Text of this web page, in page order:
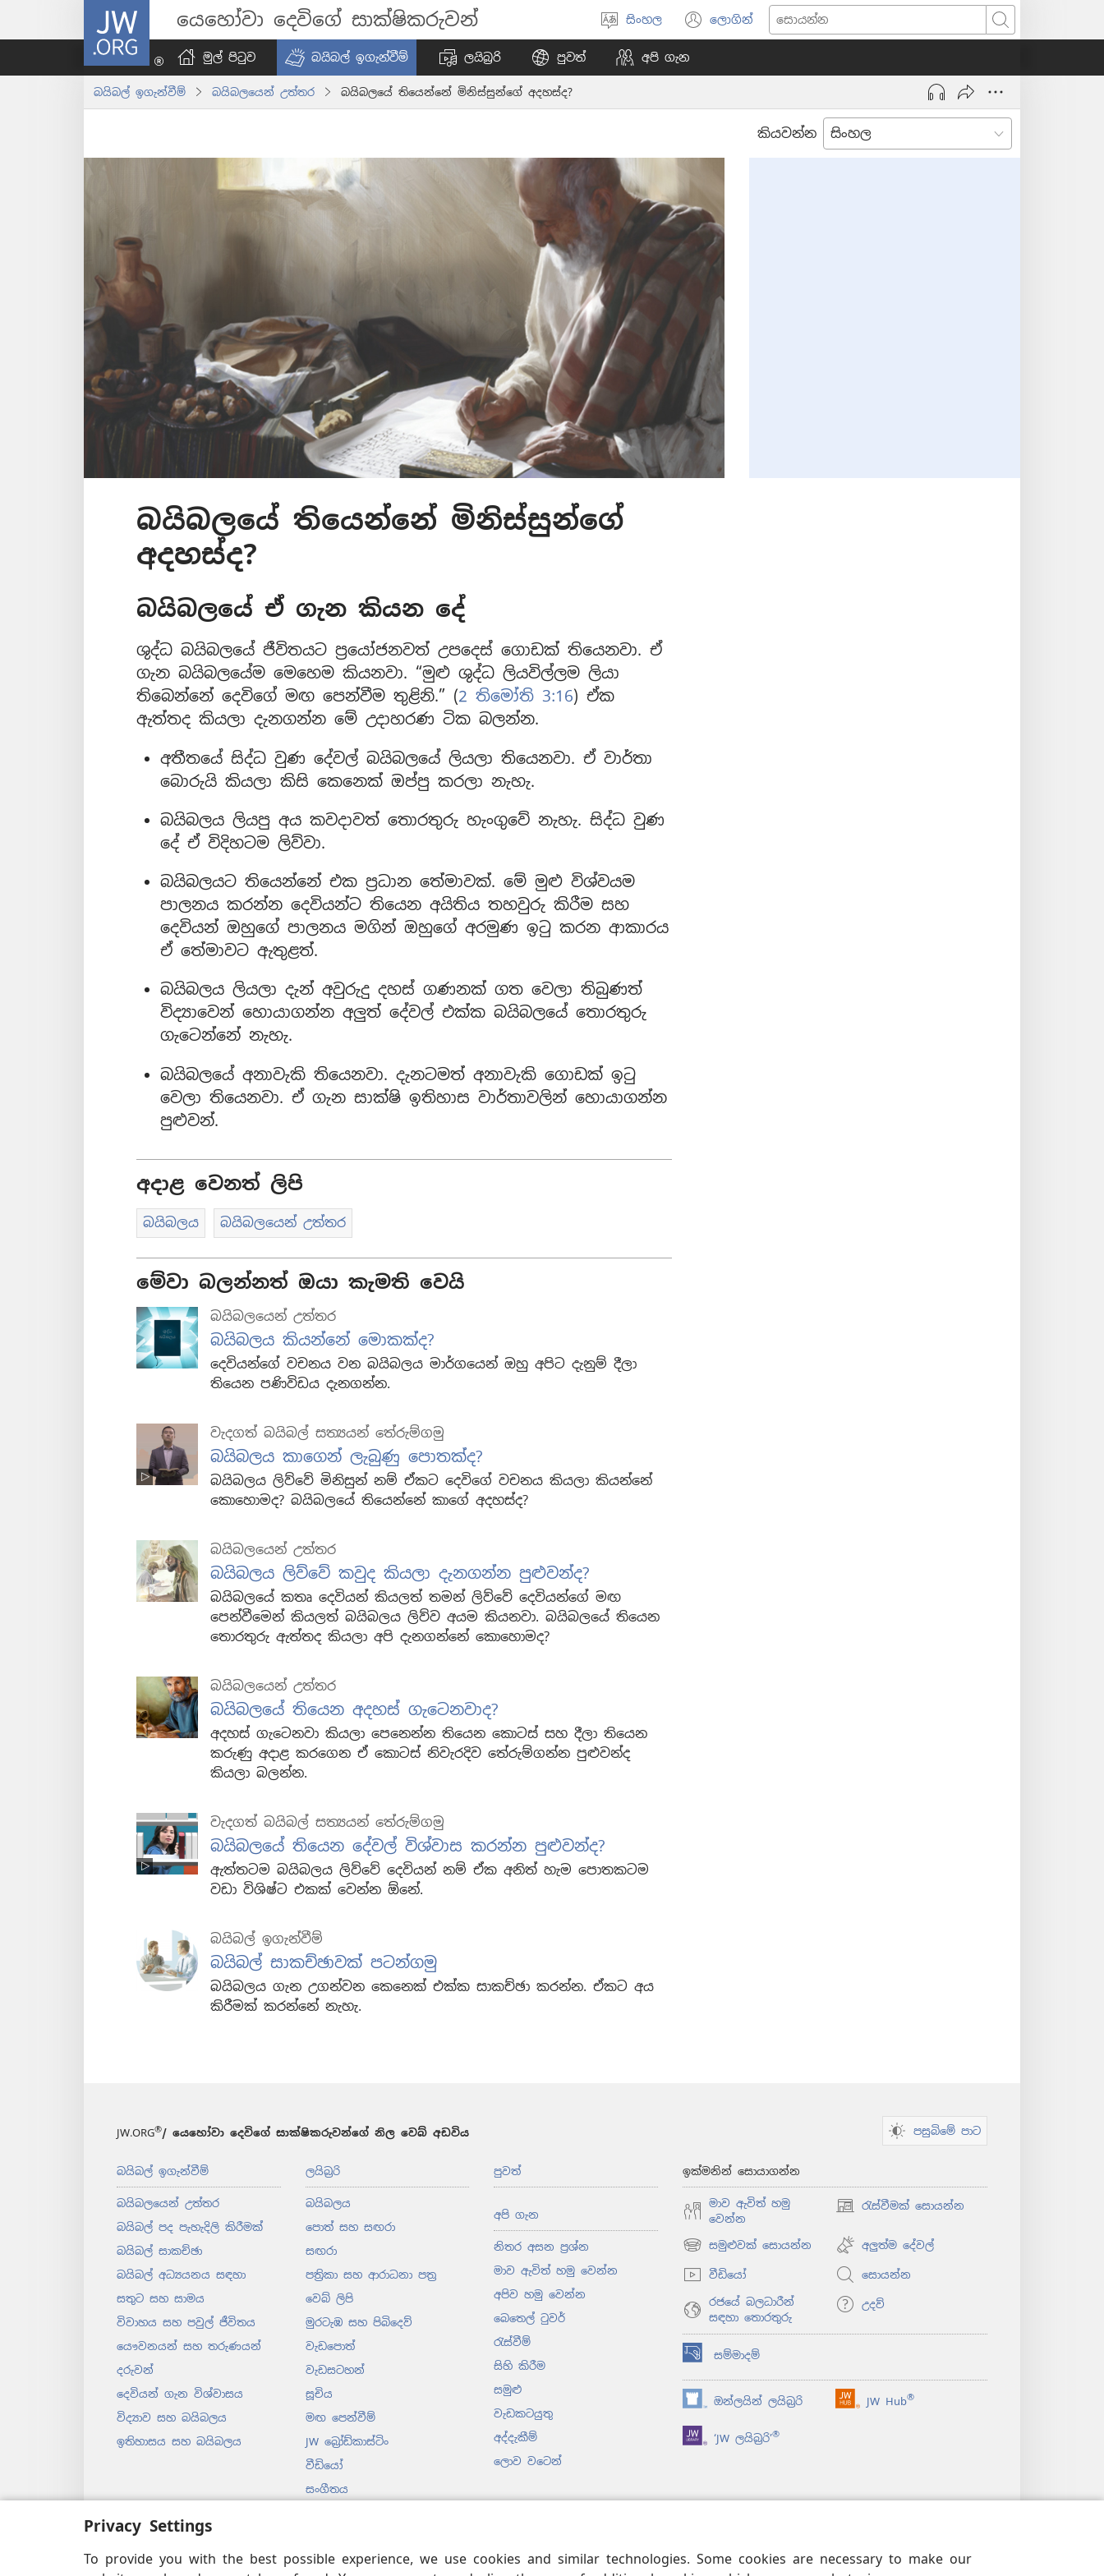
Privacy Settings
To provide you with the best possible experience, we use cookies and similar technologies. Some cookies are necessary to make our
JW.ORG යෙහෝවා දෙවිගේ සාක්ෂිකරුවන්
භාෂාව
තෝරන්න
සිංහල ලොගින්
(opens
new
සොයන්න
මුල් පිටුව බයිබල් ඉගැන්වීම් ලයිබ්‍රරි පුවත් අපි ගැන
බයිබල් ඉගැන්වීම් බයිබලයෙන් උත්තර බයිබලයේ තියෙන්නේ මිනිස්සුන්ගේ අදහස්ද?
කියවන්න
බයිබලයේ තියෙන්නේ මිනිස්සුන්ගේ
අදහස්ද?
බයිබලයේ ඒ ගැන කියන දේ
ශුද්ධ බයිබලයේ ජීවිතයට ප්‍රයෝජනවත් උපදෙස් ගොඩක් තියෙනවා. ඒ
ගැන බයිබලයේම මෙහෙම කියනවා. “මුළු ශුද්ධ ලියවිල්ලම ලියා
තිබෙන්නේ දෙවිගේ මඟ පෙන්වීම තුළිනි.” (2 තිමෝති 3:16) ඒක
ඇත්තද කියලා දැනගන්න මේ උදාහරණ ටික බලන්න.
අතීතයේ සිද්ධ වුණ දේවල් බයිබලයේ ලියලා තියෙනවා. ඒ වාර්තා
බොරුයි කියලා කිසි කෙනෙක් ඔප්පු කරලා නැහැ.
බයිබලය ලියපු අය කවදාවත් තොරතුරු හැංගුවේ නැහැ. සිද්ධ වුණ
දේ ඒ විදිහටම ලිව්වා.
බයිබලයට තියෙන්නේ එක ප්‍රධාන තේමාවක්. මේ මුළු විශ්වයම
පාලනය කරන්න දෙවියන්ට තියෙන අයිතිය තහවුරු කිරීම සහ
දෙවියන් ඔහුගේ පාලනය මගින් ඔහුගේ අරමුණ ඉටු කරන ආකාරය
ඒ තේමාවට ඇතුළත්.
බයිබලය ලියලා දැන් අවුරුදු දහස් ගණනක් ගත වෙලා තිබුණත්
විද්‍යාවෙන් හොයාගන්න අලුත් දේවල් එක්ක බයිබලයේ තොරතුරු
ගැටෙන්නේ නැහැ.
බයිබලයේ අනාවැකි තියෙනවා. දැනටමත් අනාවැකි ගොඩක් ඉටු
වෙලා තියෙනවා. ඒ ගැන සාක්ෂි ඉතිහාස වාර්තාවලින් හොයාගන්න
පුළුවන්.
අදාළ වෙනත් ලිපි
බයිබලය බයිබලයෙන් උත්තර
මේවා බලන්නත් ඔයා කැමති වෙයි
බයිබලයෙන් උත්තර
බයිබලය කියන්නේ මොකක්ද?
දෙවියන්ගේ වචනය වන බයිබලය මාර්ගයෙන් ඔහු අපිට දැනුම් දීලා
තියෙන පණිවිඩය දැනගන්න.
වැදගත් බයිබල් සත්‍යයන් තේරුම්ගමු
බයිබලය කාගෙන් ලැබුණු පොතක්ද?
බයිබලය ලිව්වේ මිනිසුන් නම් ඒකට දෙවිගේ වචනය කියලා කියන්නේ
කොහොමද? බයිබලයේ තියෙන්නේ කාගේ අදහස්ද?
බයිබලයෙන් උත්තර
බයිබලය ලිව්වේ කවුද කියලා දැනගන්න පුළුවන්ද?
බයිබලයේ කතෘ දෙවියන් කියලත් තමන් ලිව්වේ දෙවියන්ගේ මඟ
පෙන්වීමෙන් කියලත් බයිබලය ලිව්ව අයම කියනවා. බයිබලයේ තියෙන
තොරතුරු ඇත්තද කියලා අපි දැනගන්නේ කොහොමද?
බයිබලයෙන් උත්තර
බයිබලයේ තියෙන අදහස් ගැටෙනවාද?
අදහස් ගැටෙනවා කියලා පෙනෙන්න තියෙන කොටස් සහ දීලා තියෙන
කරුණු අදාළ කරගෙන ඒ කොටස් නිවැරදිව තේරුම්ගන්න පුළුවන්ද
කියලා බලන්න.
වැදගත් බයිබල් සත්‍යයන් තේරුම්ගමු
බයිබලයේ තියෙන දේවල් විශ්වාස කරන්න පුළුවන්ද?
ඇත්තටම බයිබලය ලිව්වේ දෙවියන් නම් ඒක අනිත් හැම පොතකටම
වඩා විශිෂ්ට එකක් වෙන්න ඕනේ.
බයිබල් ඉගැන්වීම්
බයිබල් සාකච්ඡාවක් පටන්ගමු
බයිබලය ගැන උගන්වන කෙනෙක් එක්ක සාකච්ඡා කරන්න. ඒකට අය
කිරීමක් කරන්නේ නැහැ.
JW.ORG®/ යෙහෝවා දෙවිගේ සාක්ෂිකරුවන්ගේ නිල වෙබ් අඩවිය පසුබිමේ පාට
බයිබල් ඉගැන්වීම්
බයිබලයෙන් උත්තර
බයිබල් පද පැහැදිලි කිරීමක්
බයිබල් සාකච්ඡා
බයිබල් අධ්‍යයනය සඳහා
සතුට සහ සාමය
විවාහය සහ පවුල් ජීවිතය
යෞවනයන් සහ තරුණයන්
දරුවන්
දෙවියන් ගැන විශ්වාසය
විද්‍යාව සහ බයිබලය
ඉතිහාසය සහ බයිබලය
ලයිබ්‍රරි
බයිබලය
පොත් සහ සඟරා
සඟරා
පත්‍රිකා සහ ආරාධනා පත්‍ර
වෙබ් ලිපි
මුරටැඹ සහ පිබිදෙව්
වැඩපොත්
වැඩසටහන්
සූචිය
මඟ පෙන්වීම්
JW බ්‍රෝඩ්කාස්ටිං
වීඩියෝ
සංගීතය
බයිබල් කියවීම
පුවත්
අපි ගැන
නිතර අසන ප්‍රශ්න
මාව ඇවිත් හමු වෙන්න
අපිව හමු වෙන්න
බෙතෙල් ටුවර්
රැස්වීම්
සිහි කිරීම
සමුළු
වැඩකටයුතු
අද්දැකීම්
ලොව වටෙන්
ඉක්මනින් සොයාගන්න
මාව ඇවිත් හමු
වෙන්න
රැස්වීමක් සොයන්න
(opens
window)
සමුළුවක් සොයන්න
(opens
new
window)
අලුත්ම දේවල්
වීඩියෝ
සොයන්න
රජයේ බලධාරීන්
සඳහා තොරතුරු
උදව්
සම්මාදම්
(opens
new
window)
ඔන්ලයින් ලයිබ්‍රරි
(opens
new
window)
JW Hub®
(opens
‘JW ලයිබ්‍රරි’®